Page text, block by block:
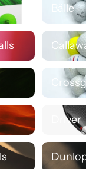
Bälle
Callaway
Crossgolf
Driver
Driver
Dunlop